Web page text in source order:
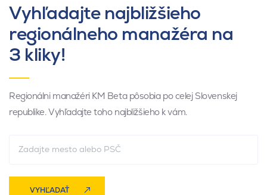
Vyhľadajte najbližšieho
regionálneho manažéra na
3 kliky!
Regionálni manažéri KM Beta pôsobia po celej Slovenskej
republike. Vyhľadajte toho najbližšieho k vám.
VYHĽADAŤ